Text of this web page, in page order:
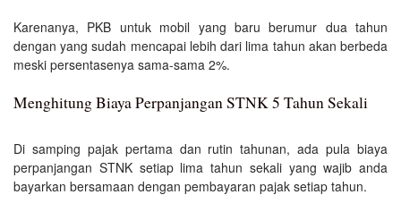
Karenanya, PKB untuk mobil yang baru berumur dua tahun
dengan yang sudah mencapai lebih dari lima tahun akan berbeda
meski persentasenya sama-sama 2%.
Menghitung Biaya Perpanjangan STNK 5 Tahun Sekali
Di samping pajak pertama dan rutin tahunan, ada pula biaya
perpanjangan STNK setiap lima tahun sekali yang wajib anda
bayarkan bersamaan dengan pembayaran pajak setiap tahun.